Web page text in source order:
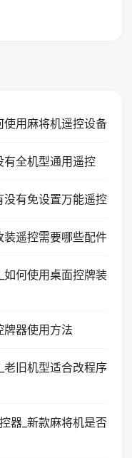
使用麻将机遥控设备
有全机型通用遥控
没有免设置万能遥控
装遥控需要哪些配件
如何使用桌面控牌装
牌器使用方法
老旧机型适合改程序
器_新款麻将机是否